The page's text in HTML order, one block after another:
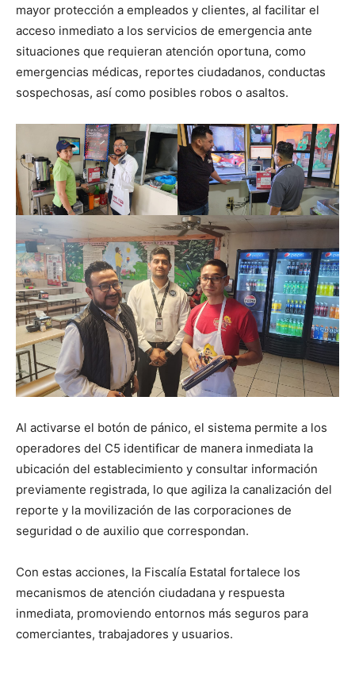
mayor protección a empleados y clientes, al facilitar el
acceso inmediato a los servicios de emergencia ante
situaciones que requieran atención oportuna, como
emergencias médicas, reportes ciudadanos, conductas
sospechosas, así como posibles robos o asaltos.
Al activarse el botón de pánico, el sistema permite a los
operadores del C5 identificar de manera inmediata la
ubicación del establecimiento y consultar información
previamente registrada, lo que agiliza la canalización del
reporte y la movilización de las corporaciones de
seguridad o de auxilio que correspondan.
Con estas acciones, la Fiscalía Estatal fortalece los
mecanismos de atención ciudadana y respuesta
inmediata, promoviendo entornos más seguros para
comerciantes, trabajadores y usuarios.